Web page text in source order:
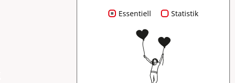
Für Dich
Prospekte
Essentiell Statistik